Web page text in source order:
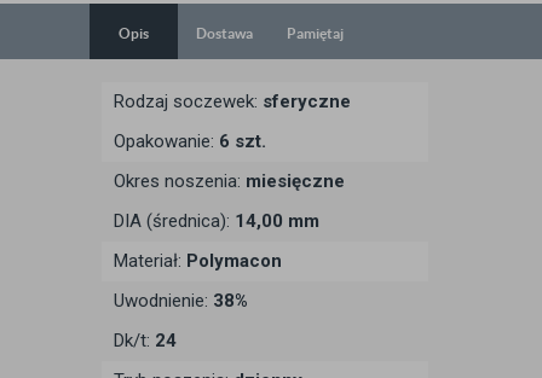
Opis Dostawa Pamiętaj
Rodzaj soczewek: sferyczne
Opakowanie: 6 szt.
Okres noszenia: miesięczne
DIA (średnica): 14,00 mm
Materiał: Polymacon
Uwodnienie: 38%
Dk/t: 24